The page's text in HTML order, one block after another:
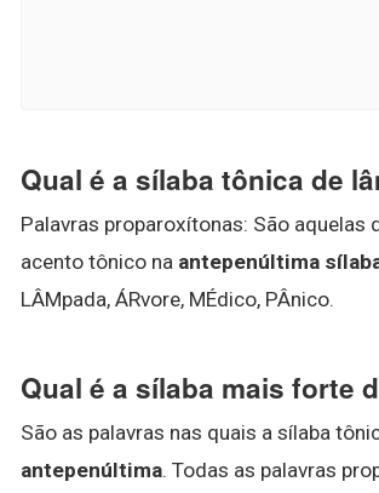
Qual é a sílaba tônica de
Palavras proparoxítonas: São aquelas
acento tônico na antepenúltima
LÂMpada, ÁRvore, MÉdico, PÂnico.
Qual é a sílaba mais forte
São as palavras nas quais a sílaba
antepenúltima. Todas as palavras